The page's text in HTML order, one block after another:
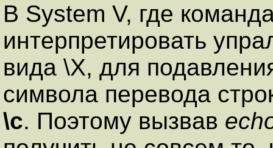
В System V, где
интерпретировать
вида \Х, для
символа перевода
\с. Поэтому вызвав